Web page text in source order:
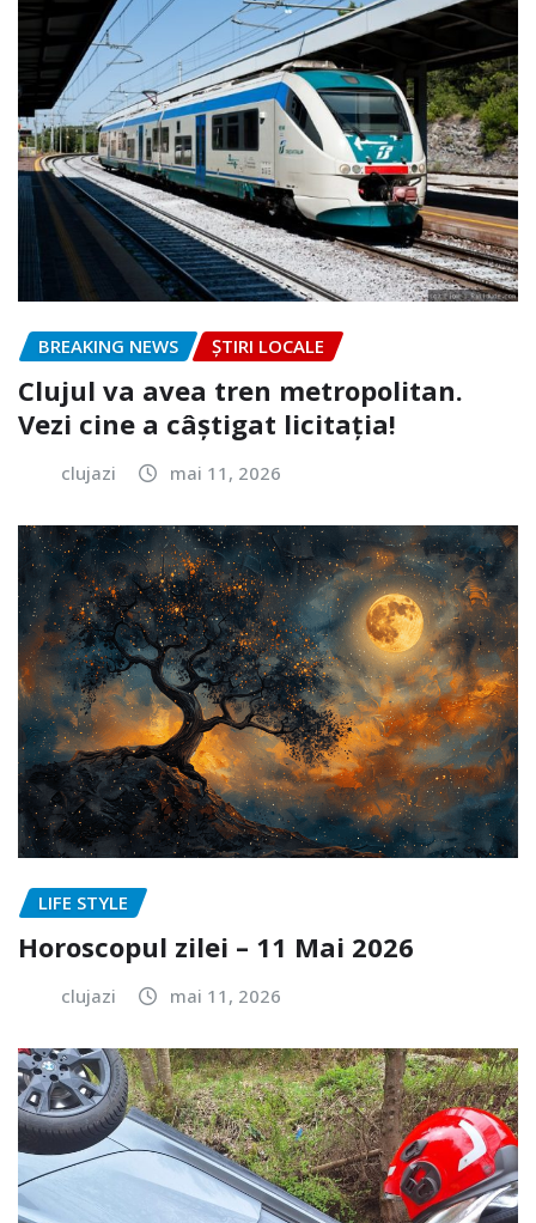
BREAKING NEWS ȘTIRI LOCALE
Clujul va avea tren metropolitan.
Vezi cine a câștigat licitația!
clujazi mai 11, 2026
LIFE STYLE
Horoscopul zilei – 11 Mai 2026
clujazi mai 11, 2026